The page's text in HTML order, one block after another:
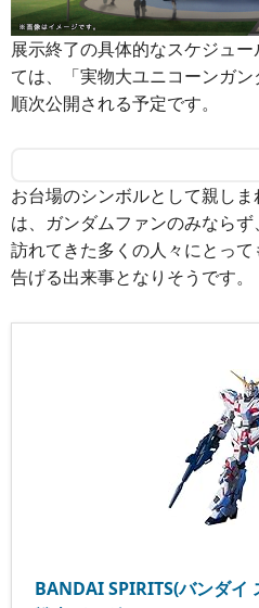
展示終了の具体的なスケジュ
ては、「実物大ユニコーンガ
順次公開される予定です。
お台場のシンボルとして親し
は、ガンダムファンのみなら
訪れてきた多くの人々にとっ
告げる出来事となりそうです。
BANDAI SPIRITS(バンダイ